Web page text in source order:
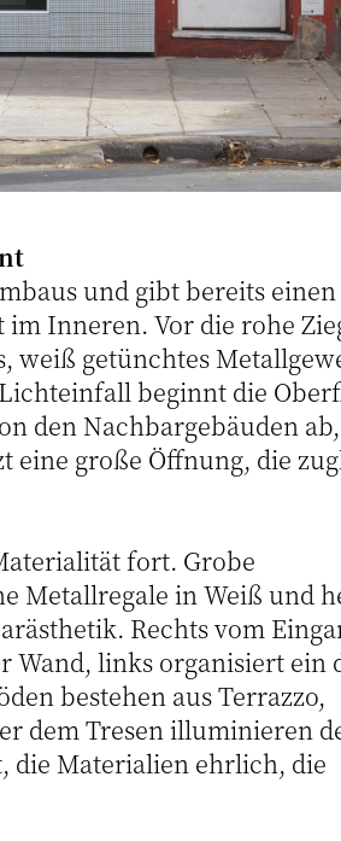
und gibt bereits einen
Inneren. Vor die rohe
weiß getünchtes
beginnt die
den Nachbargebäuden
eine große Öffnung, die
fort. Grobe
Metallregale in Weiß und
Rechts vom
Wand, links organisiert ein
bestehen aus Terrazzo,
dem Tresen illuminieren
die Materialien ehrlich, die